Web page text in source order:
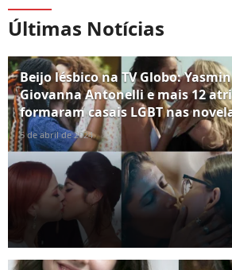
Últimas Notícias
Beijo lésbico na TV Globo:
Giovanna Antonelli e mais 12
formaram casais LGBT nas
5 de abril de 2024